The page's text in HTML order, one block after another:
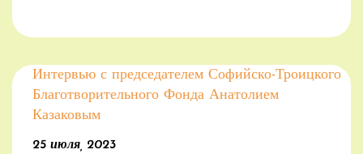
Интервью с председателем Софийско-Троицкого
Благотворительного Фонда Анатолием
Казаковым
25 июля, 2023